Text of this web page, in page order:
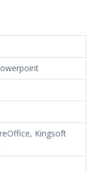
Kingsoft